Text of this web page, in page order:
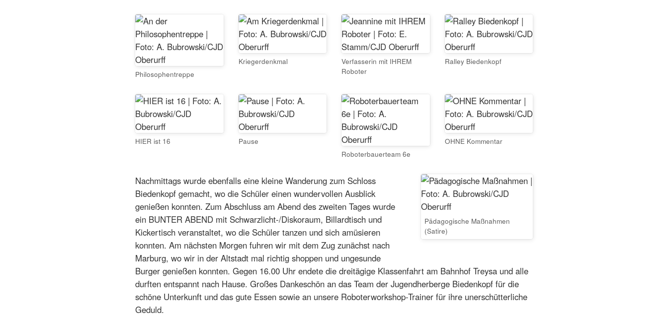
Philosophentreppe
Kriegerdenkmal
Verfasserin mit IHREM
Roboter
Ralley Biedenkopf
HIER ist 16
Pause
Roboterbauerteam 6e
OHNE Kommentar
Pädagogische Maßnahmen
(Satire)
Nachmittags wurde ebenfalls eine kleine Wanderung zum Schloss
Biedenkopf gemacht, wo die Schüler einen wundervollen Ausblick
genießen konnten. Zum Abschluss am Abend des zweiten Tages wurde
ein BUNTER ABEND mit Schwarzlicht-/Diskoraum, Billardtisch und
Kickertisch veranstaltet, wo die Schüler tanzen und sich amüsieren
konnten. Am nächsten Morgen fuhren wir mit dem Zug zunächst nach
Marburg, wo wir in der Altstadt mal richtig shoppen und ungesunde
Burger genießen konnten. Gegen 16.00 Uhr endete die dreitägige Klassenfahrt am Bahnhof Treysa und alle
durften entspannt nach Hause. Großes Dankeschön an das Team der Jugendherberge Biedenkopf für die
schöne Unterkunft und das gute Essen sowie an unsere Roboterworkshop-Trainer für ihre unerschütterliche
Geduld.